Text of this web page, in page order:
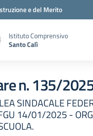
e del Merito
Istituto Comprensivo
Santo Calì
n. 135/
SINDACALE
14/01/2025 -